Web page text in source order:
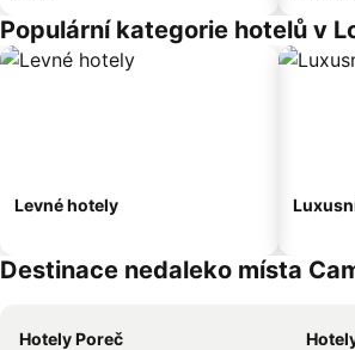
Populární kategorie hotelů v
Levné hotely
Destinace nedaleko místa
Hotely Poreč